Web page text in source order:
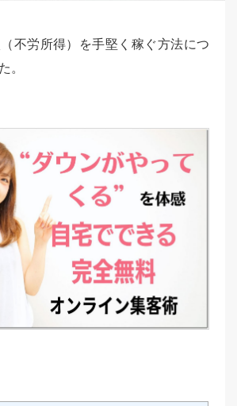
不労所得）を手堅く稼ぐ方法につ
。